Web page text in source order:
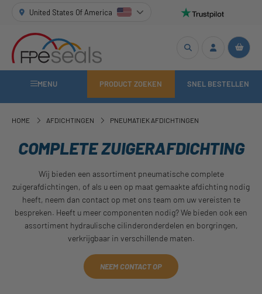
United States Of America
MENU PRODUCT ZOEKEN SNEL BESTELLEN
HOME AFDICHTINGEN PNEUMATIEK AFDICHTINGEN
COMPLETE ZUIGERAFDICHTING
Wij bieden een assortiment pneumatische complete
zuigerafdichtingen, of als u een op maat gemaakte afdichting nodig
heeft, neem dan contact op met ons team om uw vereisten te
bespreken. Heeft u meer componenten nodig? We bieden ook een
assortiment hydraulische cilinderonderdelen en borgringen,
verkrijgbaar in verschillende maten.
NEEM CONTACT OP